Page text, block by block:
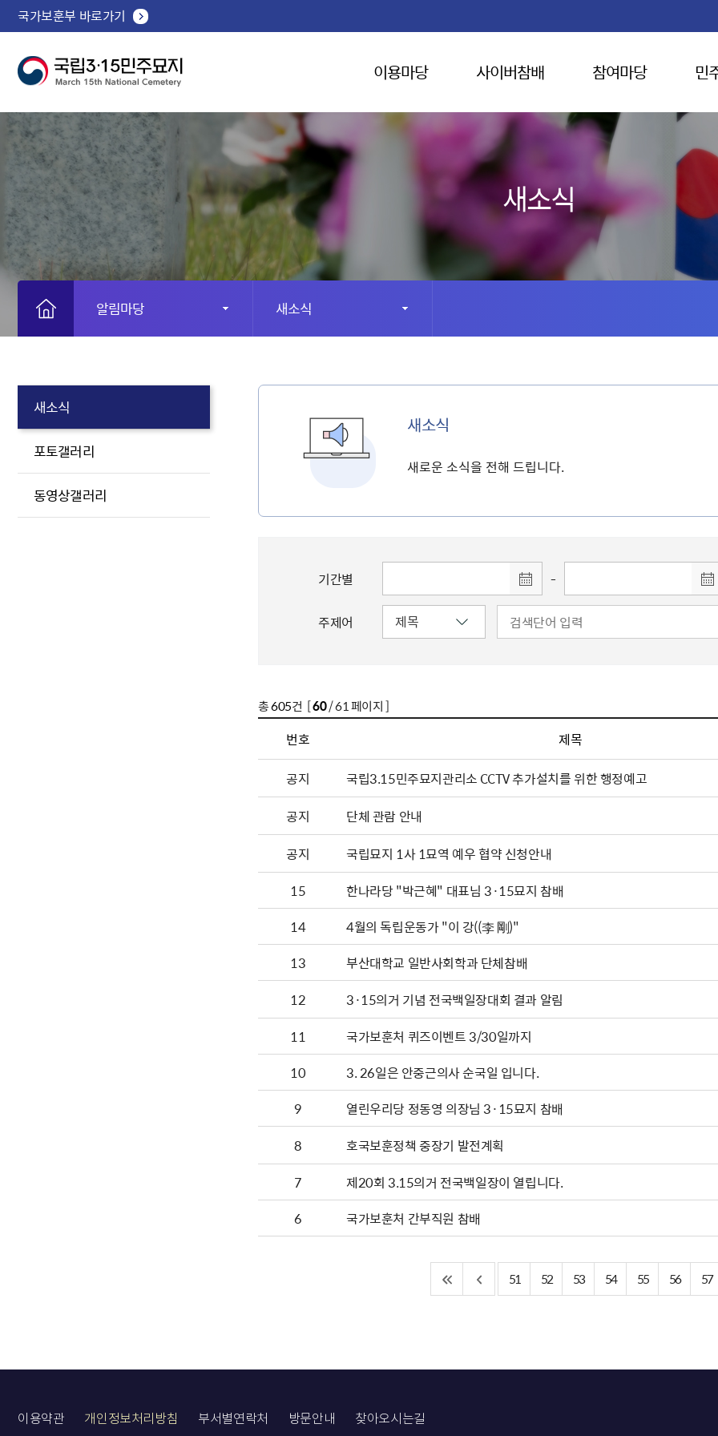
국가보훈부 바로가기
이용마당 사이버참배 참여마당 민
새소식
알림마당 새소식
새소식
포토갤러리
동영상갤러리
새소식
새로운 소식을 전해 드립니다.
기간별 -
주제어
총605건 [60/ 61 페이지 ]
번호 제목
공지
국립3.15민주묘지관리소 CCTV 추가설치를 위한 행정예고
공지
단체 관람 안내
공지
국립묘지 1사 1묘역 예우 협약 신청안내
15
한나라당 "박근혜" 대표님 3·15묘지 참배
14
4월의 독립운동가 "이 강((李 剛)"
13
부산대학교 일반사회학과 단체참배
12
3·15의거 기념 전국백일장대회 결과 알림
11
국가보훈처 퀴즈이벤트 3/30일까지
10
3. 26일은 안중근의사 순국일 입니다.
9
열린우리당 정동영 의장님 3·15묘지 참배
8
호국보훈정책 중장기 발전계획
7
제20회 3.15의거 전국백일장이 열립니다.
6
국가보훈처 간부직원 참배
51 52 53 54 55 56 57
이용약관 개인정보처리방침 부서별연락처 방문안내 찾아오시는길